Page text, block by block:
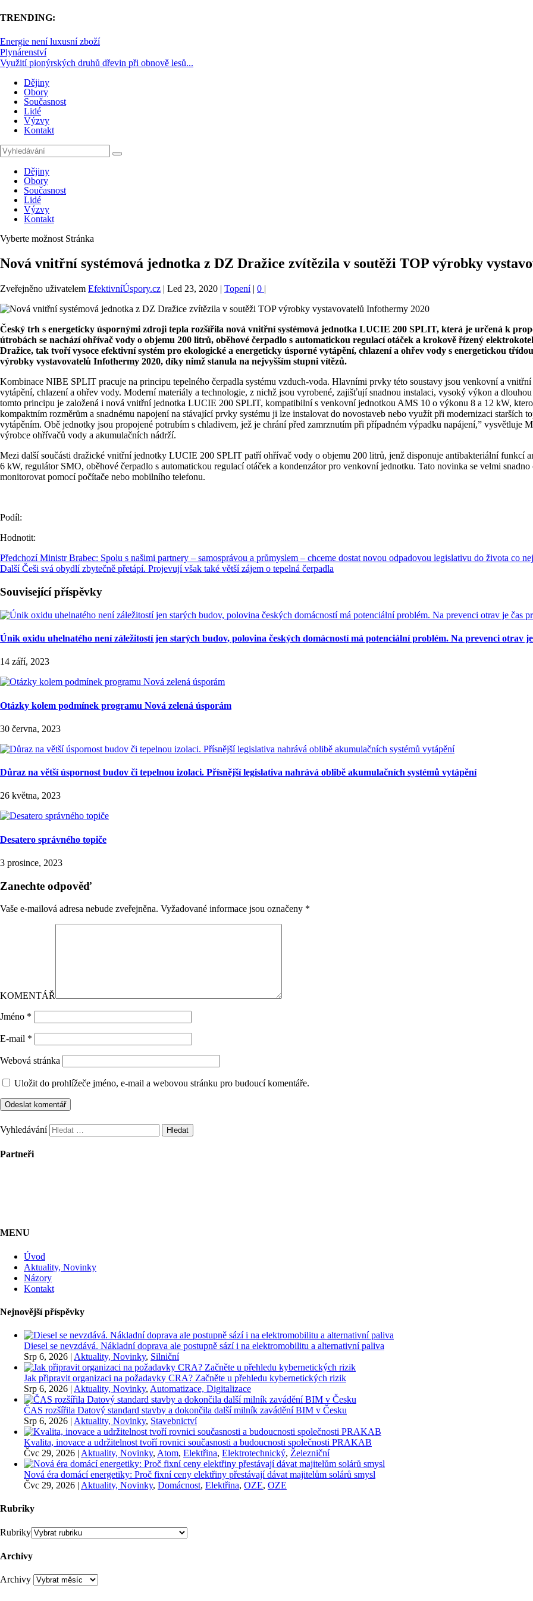
TRENDING:
Energie není luxusní zboží
Plynárenství
Využití pionýrských druhů dřevin při obnově lesů...
Dějiny
Obory
Současnost
Lidé
Výzvy
Kontakt
Dějiny
Obory
Současnost
Lidé
Výzvy
Kontakt
Vyberte možnost Stránka
Nová vnitřní systémová jednotka z DZ Dražice zvítězila v soutěži TOP výrobky
Zveřejněno uživatelem EfektivníÚspory.cz | Led 23, 2020 | Topení| 0 |
Český trh s energeticky úspornými zdroji tepla rozšířila nová vnitřní systémová jednotka LUCIE 200 SPLIT, která je určená k
útrobách se nachází ohřívač vody o objemu 200 litrů, oběhové čerpadlo s automatickou regulací otáček a krokově řízený
Dražice, tak tvoří vysoce efektivní systém pro ekologické a energeticky úsporné vytápění, chlazení a ohřev vody s energetickou
výrobky vystavovatelů Infothermy 2020, díky nimž stanula na nejvyšším stupni vítězů.
Kombinace NIBE SPLIT pracuje na principu tepelného čerpadla systému vzduch-voda. Hlavními prvky této soustavy jsou venkovní a
vytápění, chlazení a ohřev vody. Moderní materiály a technologie, z nichž jsou vyrobené, zajišťují snadnou instalaci, vysoký výkon a
tomto principu je založená i nová vnitřní jednotka LUCIE 200 SPLIT, kompatibilní s venkovní jednotkou AMS 10 o výkonu 8 a 12 kW,
kompaktním rozměrům a snadnému napojení na stávající prvky systému ji lze instalovat do novostaveb nebo využít při modernizaci starších
vytápěním. Obě jednotky jsou propojené potrubím s chladivem, jež je chrání před zamrznutím při případném výpadku napájení,” vysvětluje
výrobce ohřívačů vody a akumulačních nádrží.
Mezi další součásti dražické vnitřní jednotky LUCIE 200 SPLIT patří ohřívač vody o objemu 200 litrů, jenž disponuje antibakteriální funkcí
6 kW, regulátor SMO, oběhové čerpadlo s automatickou regulací otáček a kondenzátor pro venkovní jednotku. Tato novinka se velmi
monitorovat pomocí počítače nebo mobilního telefonu.
Podíl:
Hodnotit:
Předchozí Ministr Brabec: Spolu s našimi partnery – samosprávou a průmyslem – chceme dostat novou odpadovou legislativu do života co
Další Češi svá obydlí zbytečně přetápí. Projevují však také větší zájem o tepelná čerpadla
Související příspěvky
Únik oxidu uhelnatého není záležitostí jen starých budov, polovina českých domácností má potenciální problém. Na prevenci otrav
14 září, 2023
Otázky kolem podmínek programu Nová zelená úsporám
30 června, 2023
Důraz na větší úspornost budov či tepelnou izolaci. Přísnější legislativa nahrává oblibě akumulačních systémů vytápění
26 května, 2023
Desatero správného topiče
3 prosince, 2023
Zanechte odpověď
Vaše e-mailová adresa nebude zveřejněna. Vyžadované informace jsou označeny *
KOMENTÁŘ
Jméno *
E-mail *
Webová stránka
Uložit do prohlížeče jméno, e-mail a webovou stránku pro budoucí komentáře.
Vyhledávání
Partneři
MENU
Úvod
Aktuality, Novinky
Názory
Kontakt
Nejnovější příspěvky
Diesel se nevzdává. Nákladní doprava ale postupně sází i na elektromobilitu a alternativní paliva
Srp 6, 2026 | Aktuality, Novinky, Silniční
Jak připravit organizaci na požadavky CRA? Začněte u přehledu kybernetických rizik
Srp 6, 2026 | Aktuality, Novinky, Automatizace, Digitalizace
ČAS rozšířila Datový standard stavby a dokončila další milník zavádění BIM v Česku
Srp 6, 2026 | Aktuality, Novinky, Stavebnictví
Kvalita, inovace a udržitelnost tvoří rovnici současnosti a budoucnosti společnosti PRAKAB
Čvc 29, 2026 | Aktuality, Novinky, Atom, Elektřina, Elektrotechnický, Železniční
Nová éra domácí energetiky: Proč fixní ceny elektřiny přestávají dávat majitelům solárů smysl
Čvc 29, 2026 | Aktuality, Novinky, Domácnost, Elektřina, OZE, OZE
Rubriky
Rubriky
Archivy
Archivy